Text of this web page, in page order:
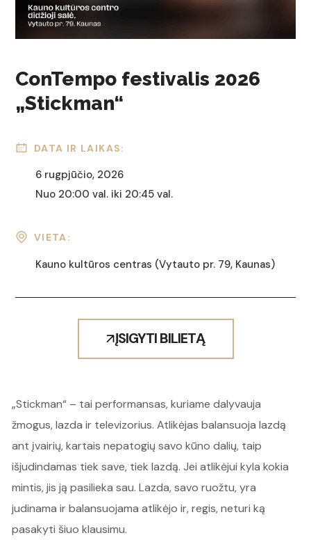
ConTempo festivalis 2026
„Stickman“
DATA IR LAIKAS:
6 rugpjūčio, 2026
Nuo 20:00 val. iki 20:45 val.
VIETA:
Kauno kultūros centras (Vytauto pr. 79, Kaunas)
ĮSIGYTI BILIETĄ
„Stickman“ – tai performansas, kuriame dalyvauja
žmogus, lazda ir televizorius. Atlikėjas balansuoja lazdą
ant įvairių, kartais nepatogių savo kūno dalių, taip
išjudindamas tiek save, tiek lazdą. Jei atlikėjui kyla kokia
mintis, jis ją pasilieka sau. Lazda, savo ruožtu, yra
judinama ir balansuojama atlikėjo ir, regis, neturi ką
pasakyti šiuo klausimu.